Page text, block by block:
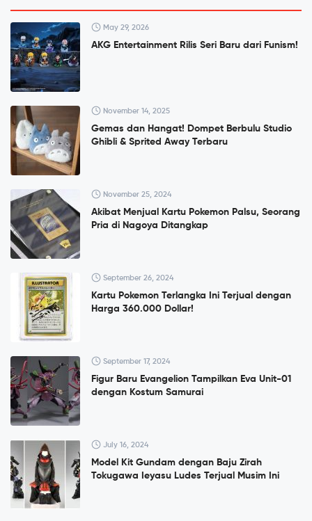
May 29, 2026
AKG Entertainment Rilis Seri Baru dari Funism!
November 14, 2025
Gemas dan Hangat! Dompet Berbulu Studio
Ghibli & Sprited Away Terbaru
November 25, 2024
Akibat Menjual Kartu Pokemon Palsu, Seorang
Pria di Nagoya Ditangkap
September 26, 2024
Kartu Pokemon Terlangka Ini Terjual dengan
Harga 360.000 Dollar!
September 17, 2024
Figur Baru Evangelion Tampilkan Eva Unit-01
dengan Kostum Samurai
July 16, 2024
Model Kit Gundam dengan Baju Zirah
Tokugawa Ieyasu Ludes Terjual Musim Ini